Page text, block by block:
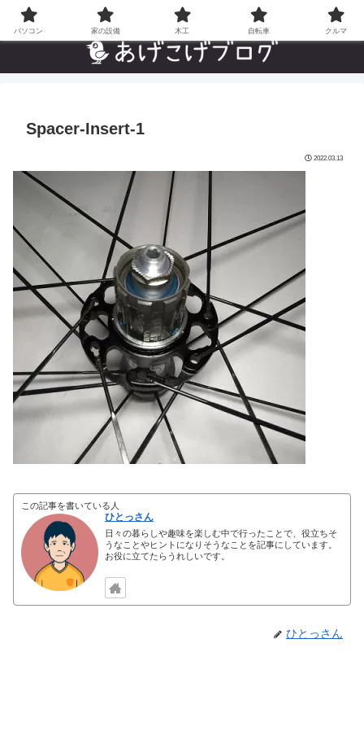
自分でやった”あんなことやこんなこと”の趣味ブログ
Spacer-Insert-1
2022.03.13
この記事を書いている人
ひとっさん
日々の暮らしや趣味を楽しむ中で行ったことで、役立ちそ
うなことやヒントになりそうなことを記事にしています。
お役に立てたらうれしいです。
ひとっさん
パソコン 家の設備 木工 自転車 クルマ